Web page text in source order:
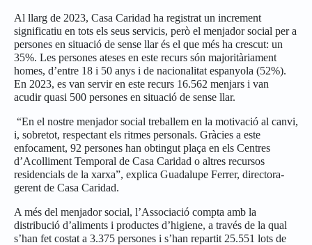
Al llarg de 2023, Casa Caridad ha registrat un increment
significatiu en tots els seus servicis, però el menjador social per a
persones en situació de sense llar és el que més ha crescut: un
35%. Les persones ateses en este recurs són majoritàriament
homes, d’entre 18 i 50 anys i de nacionalitat espanyola (52%).
En 2023, es van servir en este recurs 16.562 menjars i van
acudir quasi 500 persones en situació de sense llar.
“En el nostre menjador social treballem en la motivació al canvi,
i, sobretot, respectant els ritmes personals. Gràcies a este
enfocament, 92 persones han obtingut plaça en els Centres
d’Acolliment Temporal de Casa Caridad o altres recursos
residencials de la xarxa”, explica Guadalupe Ferrer, directora-
gerent de Casa Caridad.
A més del menjador social, l’Associació compta amb la
distribució d’aliments i productes d’higiene, a través de la qual
s’han fet costat a 3.375 persones i s’han repartit 25.551 lots de